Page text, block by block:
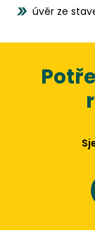
úvěr ze